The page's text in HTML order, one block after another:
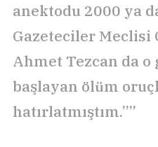
anektodu 2000 ya
Gazeteciler Meclisi
Ahmet Tezcan da o
başlayan ölüm
hatırlatmıştım.””